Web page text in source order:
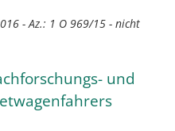
- Az.: 1 O 969/15 - nicht
und